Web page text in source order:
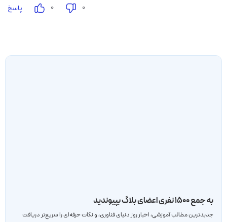
۰
۰ پاسخ
به جمع ۱۵۰۰ نفری اعضای بلاگ بپیوندید
جدید‌ترین مطالب آموزشی، اخبار روز دنیای فناوری، و نکات حرفه‌ای را سریع‌تر دریافت